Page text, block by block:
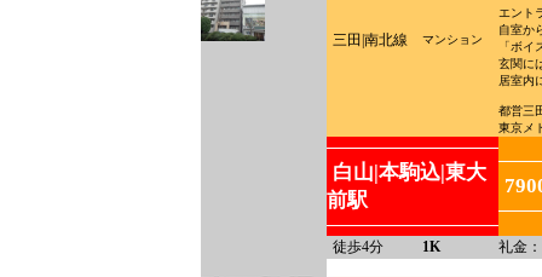
三田|南北線 マンション
エント
自室か
「ボ
玄関に
居室内
都営三
東京メ
白山|本駒込|東大
前駅
徒歩4分 1K 礼金